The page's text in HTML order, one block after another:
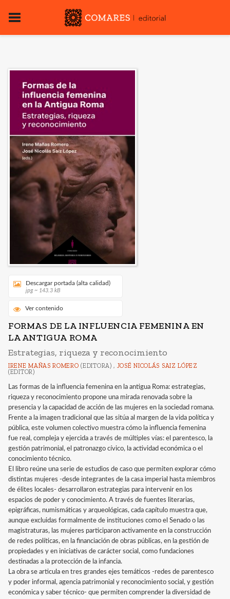
Descargar portada (alta calidad)
jpg ~ 143.3 kB
Ver contenido
FORMAS DE LA INFLUENCIA FEMENINA EN
LA ANTIGUA ROMA
Estrategias, riqueza y reconocimiento
IRENE MAÑAS ROMERO (EDITORA) , JOSÉ NICOLÁS SAIZ LÓPEZ
(EDITOR)
Las formas de la influencia femenina en la antigua Roma: estrategias,
riqueza y reconocimiento propone una mirada renovada sobre la
presencia y la capacidad de acción de las mujeres en la sociedad romana.
Frente a la imagen tradicional que las sitúa al margen de la vida política y
pública, este volumen colectivo muestra cómo la influencia femenina
fue real, compleja y ejercida a través de múltiples vías: el parentesco, la
gestión patrimonial, el patronazgo cívico, la actividad económica o el
conocimiento técnico.
El libro reúne una serie de estudios de caso que permiten explorar cómo
distintas mujeres -desde integrantes de la casa imperial hasta miembros
de élites locales- desarrollaron estrategias para intervenir en los
espacios de poder y conocimiento. A través de fuentes literarias,
epigráficas, numismáticas y arqueológicas, cada capítulo muestra que,
aunque excluidas formalmente de instituciones como el Senado o las
magistraturas, las mujeres participaron activamente en la construcción
de redes políticas, en la financiación de obras públicas, en la gestión de
propiedades y en iniciativas de carácter social, como fundaciones
destinadas a la protección de la infancia.
La obra se articula en tres grandes ejes temáticos -redes de parentesco
y poder informal, agencia patrimonial y reconocimiento social, y gestión
económica y saber técnico- que permiten comprender la diversidad de